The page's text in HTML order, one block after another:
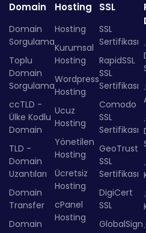
Domain
Domain
Sorgulama
Toplu
Domain
Sorgulama
ccTLD -
Ülke Kodlu
Domain
TLD -
Domain
Uzantıları
Domain
Transfer
Domain
Hosting
Hosting
Kurumsal
Hosting
Wordpress
Hosting
Ucuz
Hosting
Yönetilen
Hosting
Ücretsiz
Hosting
cPanel
Hosting
SSL
SSL
Sertifikası
RapidSSL
SSL
Sertifikası
Comodo
SSL
Sertifikası
GeoTrust
SSL
Sertifikası
DigiCert
SSL
GlobalSign